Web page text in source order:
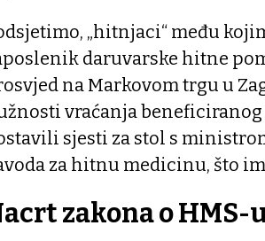
„hitnjaci“ među
daruvarske hitne
na Markovom trgu u
vraćanja beneficiranog
sjesti za stol s
za hitnu medicinu, što
zakona o HMS-